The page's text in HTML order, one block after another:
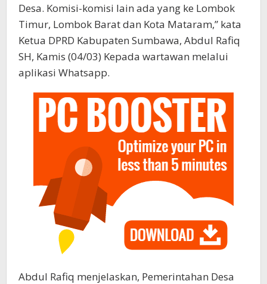
Desa. Komisi-komisi lain ada yang ke Lombok
Timur, Lombok Barat dan Kota Mataram,” kata
Ketua DPRD Kabupaten Sumbawa, Abdul Rafiq
SH, Kamis (04/03) Kepada wartawan melalui
aplikasi Whatsapp.
Abdul Rafiq menjelaskan, Pemerintahan Desa